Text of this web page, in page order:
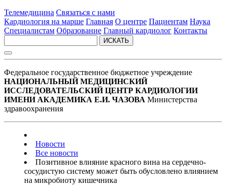
Телемедицина Связаться с нами
Кардиология на марше Главная О центре Пациентам Наука
Специалистам Образование Главный кардиолог Контакты
ИСКАТЬ
Федеральное государственное бюджетное учреждение
НАЦИОНАЛЬНЫЙ МЕДИЦИНСКИЙ
ИССЛЕДОВАТЕЛЬСКИЙ ЦЕНТР КАРДИОЛОГИИ
ИМЕНИ АКАДЕМИКА Е.И. ЧАЗОВА Министерства
здравоохранения
Новости
Все новости
Позитивное влияние красного вина на сердечно-
сосудистую систему может быть обусловлено влиянием
на микробиоту кишечника